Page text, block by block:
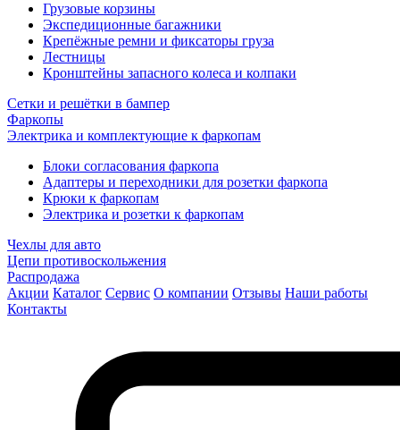
Грузовые корзины
Экспедиционные багажники
Крепёжные ремни и фиксаторы груза
Лестницы
Кронштейны запасного колеса и колпаки
Сетки и решётки в бампер
Фаркопы
Электрика и комплектующие к фаркопам
Блоки согласования фаркопа
Адаптеры и переходники для розетки фаркопа
Крюки к фаркопам
Электрика и розетки к фаркопам
Чехлы для авто
Цепи противоскольжения
Распродажа
Акции Каталог Сервис О компании Отзывы Наши работы
Контакты